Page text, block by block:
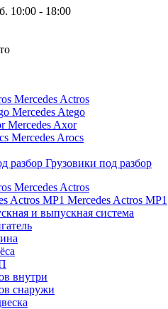
10:00 - 18:00
Mercedes Actros
Mercedes Atego
Mercedes Axor
Mercedes Arocs
Грузовики под разбор
Mercedes Actros
Mercedes Actros MP1
и выпускная система
внутри
снаружи